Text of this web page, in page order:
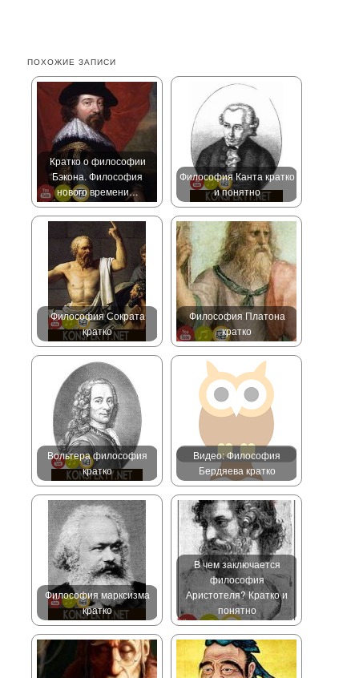
ПОХОЖИЕ ЗАПИСИ
Кратко о философии
Бэкона. Философия
нового времени…
Философия Канта кратко
и понятно
Философия Сократа
кратко
Философия Платона
кратко
Вольтера философия
кратко
Видео: Философия
Бердяева кратко
Философия марксизма
кратко
В чем заключается
философия
Аристотеля? Кратко и
понятно